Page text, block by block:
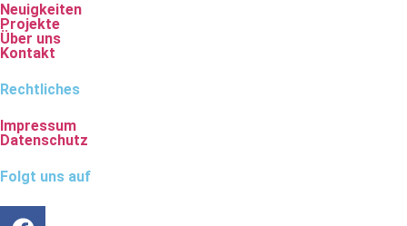
Neuigkeiten
Projekte
Über uns
Kontakt
Rechtliches
Impressum
Datenschutz
Folgt uns auf